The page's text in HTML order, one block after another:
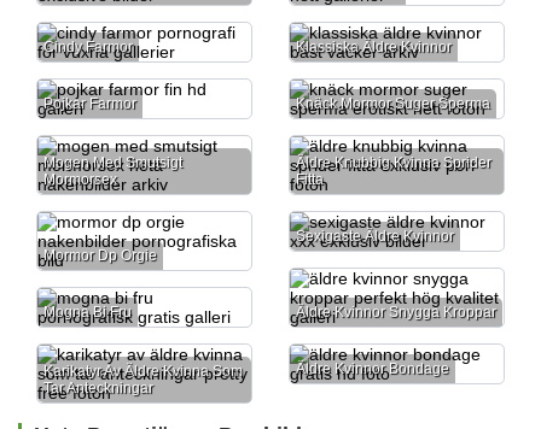
Cindy Farmor Klassiska Äldre Kvinnor
Pojkar Farmor Knäck Mormor Suger Sperma
Mogen Med Smutsigt
Mormorsex
Äldre Knubbig Kvinna Sprider
Fitta
Mormor Dp Orgie
Sexigaste Äldre Kvinnor
Äldre Kvinnor Snygga Kroppar
Mogna Bi Fru
Karikatyr Av Äldre Kvinna Som
Tar Anteckningar
Äldre Kvinnor Bondage